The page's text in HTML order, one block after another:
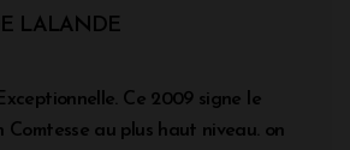
LALANDE
Ce 2009 signe le
Comtesse au plus haut niveau. on